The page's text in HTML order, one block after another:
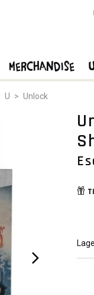
U > Unlock
Merchandise